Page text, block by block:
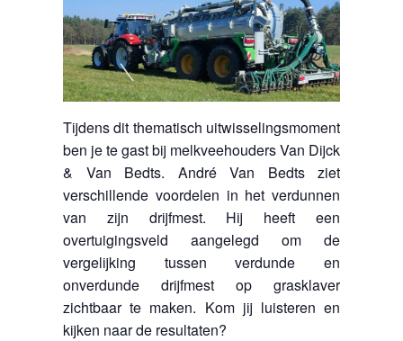
Tijdens dit thematisch uitwisselingsmoment
ben je te gast bij melkveehouders Van Dijck
& Van Bedts. André Van Bedts ziet
verschillende voordelen in het verdunnen
van zijn drijfmest. Hij heeft een
overtuigingsveld aangelegd om de
vergelijking tussen verdunde en
onverdunde drijfmest op grasklaver
zichtbaar te maken. Kom jij luisteren en
kijken naar de resultaten?